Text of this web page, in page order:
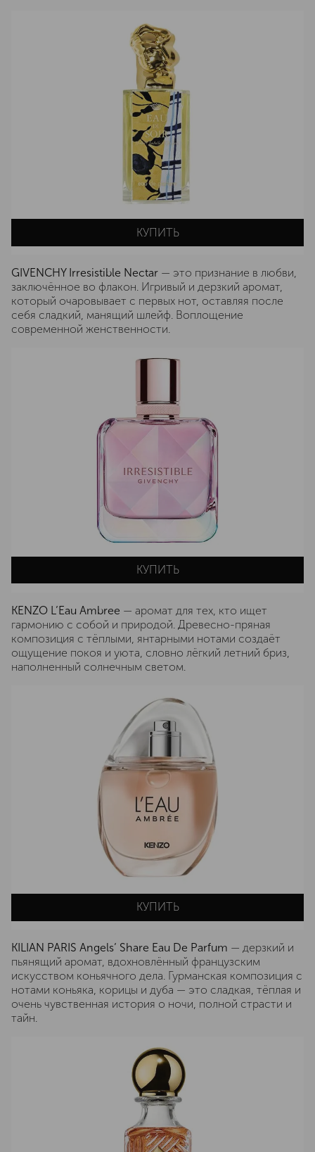
КУПИТЬ
КУПИТЬ
GIVENCHY Irresistible Nectar — это признание в любви,
заключённое во флакон. Игривый и дерзкий аромат,
который очаровывает с первых нот, оставляя после
себя сладкий, манящий шлейф. Воплощение
современной женственности.
КУПИТЬ
KENZO L’Eau Ambree — аромат для тех, кто ищет
гармонию с собой и природой. Древесно-пряная
композиция с тёплыми, янтарными нотами создаёт
ощущение покоя и уюта, словно лёгкий летний бриз,
наполненный солнечным светом.
KILIAN PARIS Angels’ Share Eau De Parfum — дерзкий и
пьянящий аромат, вдохновлённый французским
искусством коньячного дела. Гурманская композиция с
нотами коньяка, корицы и дуба — это сладкая, тёплая и
очень чувственная история о ночи, полной страсти и
тайн.